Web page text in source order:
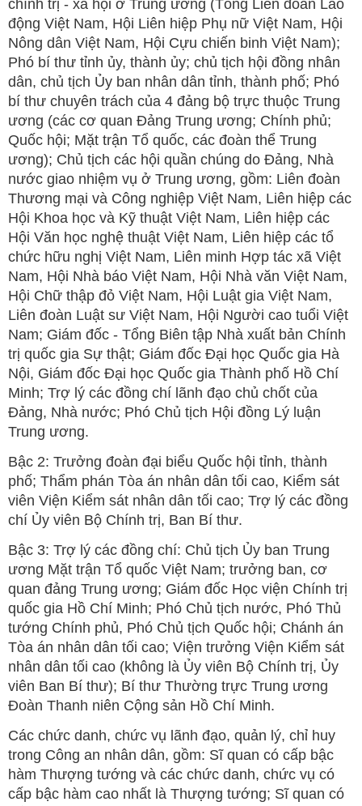
chính trị - xã hội ở Trung ương (Tổng Liên đoàn Lao
động Việt Nam, Hội Liên hiệp Phụ nữ Việt Nam, Hội
Nông dân Việt Nam, Hội Cựu chiến binh Việt Nam);
Phó bí thư tỉnh ủy, thành ủy; chủ tịch hội đồng nhân
dân, chủ tịch Ủy ban nhân dân tỉnh, thành phố; Phó
bí thư chuyên trách của 4 đảng bộ trực thuộc Trung
ương (các cơ quan Đảng Trung ương; Chính phủ;
Quốc hội; Mặt trận Tổ quốc, các đoàn thể Trung
ương); Chủ tịch các hội quần chúng do Đảng, Nhà
nước giao nhiệm vụ ở Trung ương, gồm: Liên đoàn
Thương mại và Công nghiệp Việt Nam, Liên hiệp các
Hội Khoa học và Kỹ thuật Việt Nam, Liên hiệp các
Hội Văn học nghệ thuật Việt Nam, Liên hiệp các tổ
chức hữu nghị Việt Nam, Liên minh Hợp tác xã Việt
Nam, Hội Nhà báo Việt Nam, Hội Nhà văn Việt Nam,
Hội Chữ thập đỏ Việt Nam, Hội Luật gia Việt Nam,
Liên đoàn Luật sư Việt Nam, Hội Người cao tuổi Việt
Nam; Giám đốc - Tổng Biên tập Nhà xuất bản Chính
trị quốc gia Sự thật; Giám đốc Đại học Quốc gia Hà
Nội, Giám đốc Đại học Quốc gia Thành phố Hồ Chí
Minh; Trợ lý các đồng chí lãnh đạo chủ chốt của
Đảng, Nhà nước; Phó Chủ tịch Hội đồng Lý luận
Trung ương.
Bậc 2: Trưởng đoàn đại biểu Quốc hội tỉnh, thành
phố; Thẩm phán Tòa án nhân dân tối cao, Kiểm sát
viên Viện Kiểm sát nhân dân tối cao; Trợ lý các đồng
chí Ủy viên Bộ Chính trị, Ban Bí thư.
Bậc 3: Trợ lý các đồng chí: Chủ tịch Ủy ban Trung
ương Mặt trận Tổ quốc Việt Nam; trưởng ban, cơ
quan đảng Trung ương; Giám đốc Học viện Chính trị
quốc gia Hồ Chí Minh; Phó Chủ tịch nước, Phó Thủ
tướng Chính phủ, Phó Chủ tịch Quốc hội; Chánh án
Tòa án nhân dân tối cao; Viện trưởng Viện Kiểm sát
nhân dân tối cao (không là Ủy viên Bộ Chính trị, Ủy
viên Ban Bí thư); Bí thư Thường trực Trung ương
Đoàn Thanh niên Cộng sản Hồ Chí Minh.
Các chức danh, chức vụ lãnh đạo, quản lý, chỉ huy
trong Công an nhân dân, gồm: Sĩ quan có cấp bậc
hàm Thượng tướng và các chức danh, chức vụ có
cấp bậc hàm cao nhất là Thượng tướng; Sĩ quan có